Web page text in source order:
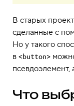
В старых
сделанные с
Но у такого
в <button>
псевдоэлемент,
Что